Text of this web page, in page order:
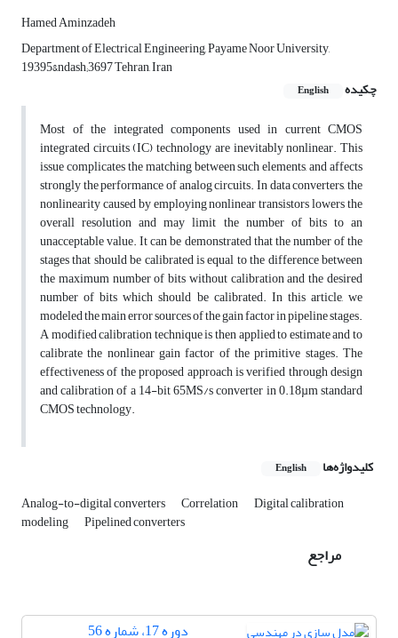
Hamed Aminzadeh
Department of Electrical Engineering, Payame Noor University,
19395&ndash;3697 Tehran, Iran
چکیده
English
Most of the integrated components used in current CMOS
integrated circuits (IC) technology are inevitably nonlinear. This
issue complicates the matching between such elements, and affects
strongly the performance of analog circuits. In data converters, the
nonlinearity caused by employing nonlinear transistors lowers the
overall resolution and may limit the number of bits to an
unacceptable value. It can be demonstrated that the number of the
stages that should be calibrated is equal to the difference between
the maximum number of bits without calibration and the desired
number of bits which should be calibrated. In this article, we
modeled the main error sources of the gain factor in pipeline stages.
A modified calibration technique is then applied to estimate and to
calibrate the nonlinear gain factor of the primitive stages. The
effectiveness of the proposed approach is verified through design
and calibration of a 14-bit 65MS/s converter in 0.18µm standard
CMOS technology.
کلیدواژه‌ها English
Analog-to-digital converters Correlation Digital calibration
modeling Pipelined converters
مراجع
دوره 17، شماره 56